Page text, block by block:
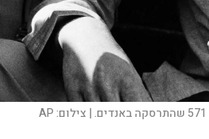
צילום:AP